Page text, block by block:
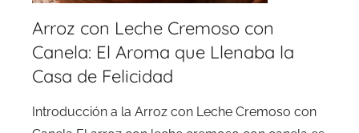
Arroz con Leche Cremoso con
Canela: El Aroma que Llenaba la
Casa de Felicidad
Introducción a la Arroz con Leche Cremoso con